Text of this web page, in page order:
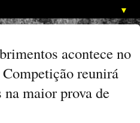
▼
acontece no
reunirá
maior prova de